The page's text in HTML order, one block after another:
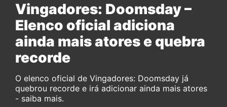
Vingadores: Doomsday –
Elenco oficial adiciona
ainda mais atores e quebra
recorde
O elenco oficial de Vingadores: Doomsday já
quebrou recorde e irá adicionar ainda mais atores
- saiba mais.